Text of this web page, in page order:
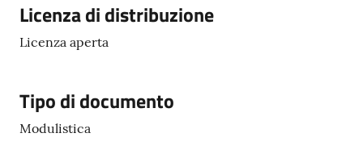
gli
argomenti
Seguici
su
Descrizione
Licenza di distribuzione
Licenza aperta
Tipo di documento
Modulistica